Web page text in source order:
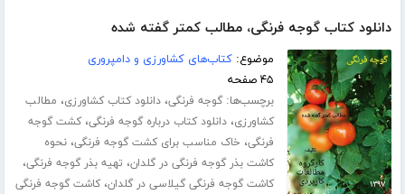
دانلود کتاب گوجه فرنگی، مطالب کمتر گفته شده
موضوع:کتاب‌های کشاورزی و دامپروری
۴۵ صفحه
برچسب‌ها:گوجه فرنگی،دانلود کتاب کشاورزی، مطالب
کشاورزی،دانلود کتاب درباره گوجه فرنگی،کشت گوجه
فرنگی، خاک مناسب برای کشت گوجه فرنگی،نحوه
کاشت بذر گوجه فرنگی در گلدان، تهیه بذر گوجه فرنگی،
کاشت گوجه فرنگی گیلاسی در گلدان،کاشت گوجه فرنگی